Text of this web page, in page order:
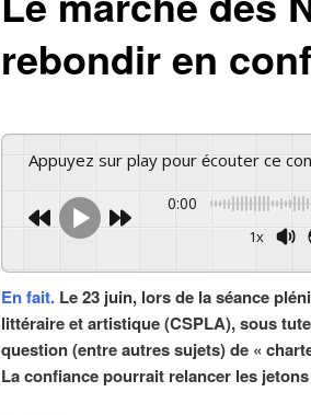
rebondir en
Appuyez sur play pour écouter ce
0:00
1x
En fait.Le 23 juin, lors de la séance
littéraire et artistique (CSPLA), sous
question (entre autres sujets) de «
La confiance pourrait relancer les